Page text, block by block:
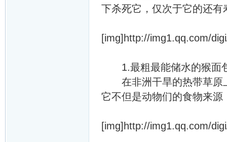
下杀死它，仅次于它的还
[img]http://img1.qq.com/
1.最粗最能储水的猴面
在非洲干旱的热带草原
它不但是动物们的食物来
[img]http://img1.qq.com/